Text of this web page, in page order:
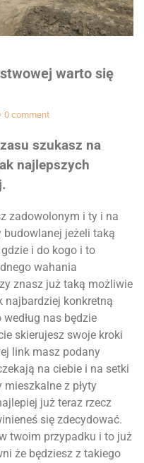
warto się
0 comment
szukasz na
najlepszych
zadowolonym i ty i na
budowlanej jeżeli taką
i do kogo i to
wahania
znasz już taką możliwie
najbardziej konkretną
nas będzie
skierujesz swoje kroki
link masz podany
na ciebie i na setki
z płyty
już teraz rzecz
się zdecydować.
twoim przypadku i to już
że będziesz z takiego